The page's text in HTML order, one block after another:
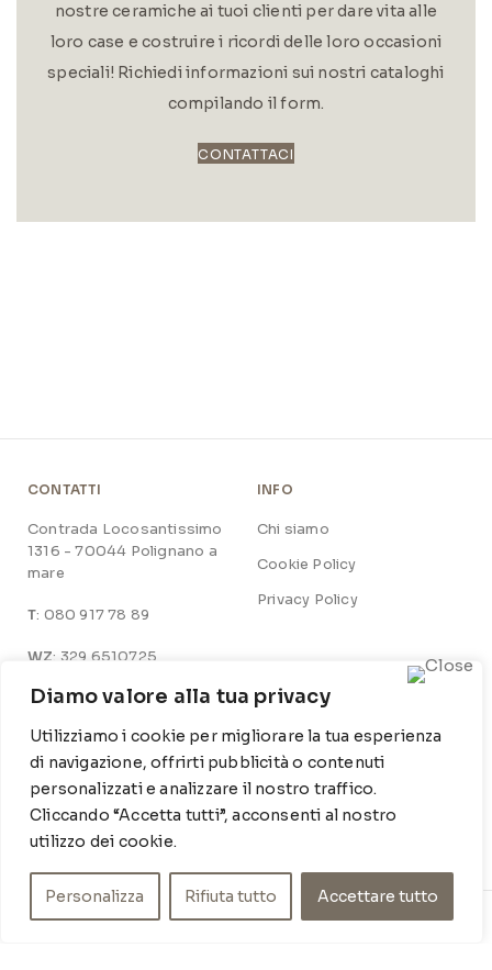
Diamo valore alla tua privacy
Utilizziamo i cookie per migliorare la tua esperienza
di navigazione, offrirti pubblicità o contenuti
personalizzati e analizzare il nostro traffico.
Cliccando “Accetta tutti”, acconsenti al nostro
utilizzo dei cookie.
Personalizza Rifiuta tutto Accettare tutto
nostre ceramiche ai tuoi clienti per dare vita alle
loro case e costruire i ricordi delle loro occasioni
speciali! Richiedi informazioni sui nostri cataloghi
compilando il form.
CONTATTACI
CONTATTI
Contrada Locosantissimo
1316 - 70044 Polignano a
mare
T: 080 917 78 89
WZ: 329 6510725
Minfo@poishome.it
INFO
Chi siamo
Cookie Policy
Privacy Policy
SOCIAL MEDIA
Facebook
Instagram
ORARI DI APERTURA
Lun-Ven:
9-13 / 15-19